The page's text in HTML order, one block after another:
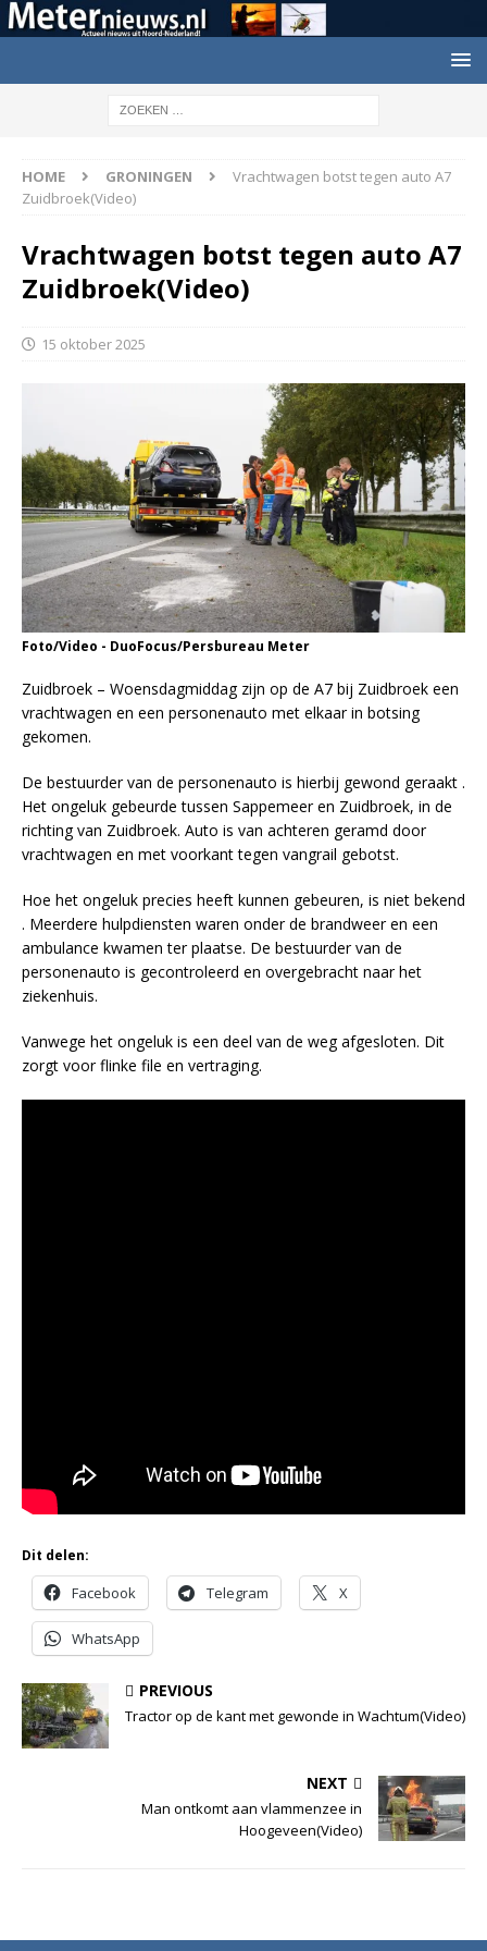
HOME GRONINGEN
Vrachtwagen botst tegen auto A7
Zuidbroek(Video)
Vrachtwagen botst tegen auto A7
Zuidbroek(Video)
15 oktober 2025
Foto/Video - DuoFocus/Persbureau Meter
Zuidbroek – Woensdagmiddag zijn op de A7 bij Zuidbroek een
vrachtwagen en een personenauto met elkaar in botsing
gekomen.
De bestuurder van de personenauto is hierbij gewond geraakt .
Het ongeluk gebeurde tussen Sappemeer en Zuidbroek, in de
richting van Zuidbroek. Auto is van achteren geramd door
vrachtwagen en met voorkant tegen vangrail gebotst.
Hoe het ongeluk precies heeft kunnen gebeuren, is niet bekend
. Meerdere hulpdiensten waren onder de brandweer en een
ambulance kwamen ter plaatse. De bestuurder van de
personenauto is gecontroleerd en overgebracht naar het
ziekenhuis.
Vanwege het ongeluk is een deel van de weg afgesloten. Dit
zorgt voor flinke file en vertraging.
Dit delen:
Facebook Telegram X
WhatsApp
PREVIOUS
Tractor op de kant met gewonde in Wachtum(Video)
NEXT
Man ontkomt aan vlammenzee in
Hoogeveen(Video)